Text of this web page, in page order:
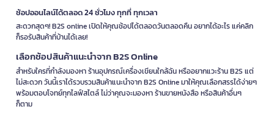
ช้อปออนไลน์ได้ตลอด 24 ชั่วโมง ทุกที่ ทุกเวลา
สะดวกสุดๆ! B2S online เปิดให้คุณช้อปได้ตลอดวันตลอดคืน อยากได้อะไร แค่คลิก
ก็รอรับสินค้าที่บ้านได้เลย!
เลือกช้อปสินค้าแนะนำจาก B2S Online
สำหรับใครที่กำลังมองหา ร้านอุปกรณ์เครื่องเขียนใกล้ฉัน หรืออยากแวะร้าน B2S แต่
ไม่สะดวก วันนี้เราได้รวบรวมสินค้าแนะนำจาก B2S Online มาให้คุณเลือกสรรได้ง่ายๆ
พร้อมตอบโจทย์ทุกไลฟ์สไตล์ ไม่ว่าคุณจะมองหา ร้านขายหนังสือ หรือสินค้าอื่นๆ
ก็ตาม